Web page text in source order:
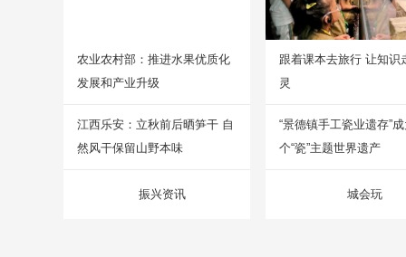
农业农村部：推进水果优质化
发展和产业升级
江西乐安：立秋前后晒笋干 自
然风干保留山野本味
振兴资讯
跟着课本去旅行 让知识
灵
“景德镇手工瓷业遗存”
个“瓷”主题世界遗产
城会玩